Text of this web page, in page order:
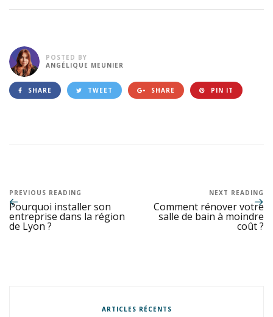
POSTED BY
ANGÉLIQUE MEUNIER
SHARE TWEET SHARE PIN IT
PREVIOUS READING
Pourquoi installer son
entreprise dans la région
de Lyon ?
NEXT READING
Comment rénover votre
salle de bain à moindre
coût ?
ARTICLES RÉCENTS